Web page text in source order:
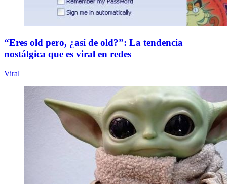
“Eres old pero, ¿así de old?”: La tendencia
nostálgica que es viral en redes
Viral